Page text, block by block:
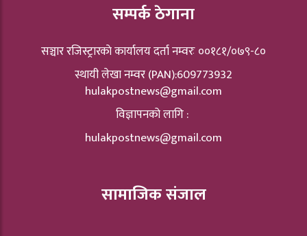
सम्पर्क ठेगाना
सञ्चार रजिस्ट्रारकाे कार्यालय दर्ता नम्वरः ००१८१/०७९-८०
स्थायी लेखा नम्वर (PAN):609773932
hulakpostnews@gmail.com
विज्ञापनको लागि :
hulakpostnews@gmail.com
सामाजिक संजाल